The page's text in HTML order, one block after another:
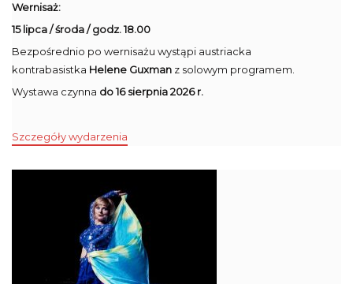
Wernisaż:
15 lipca / środa / godz. 18.00
Bezpośrednio po wernisażu wystąpi austriacka
kontrabasistka Helene Guxman z solowym programem.
Wystawa czynna do 16 sierpnia 2026 r.
Szczegóły wydarzenia